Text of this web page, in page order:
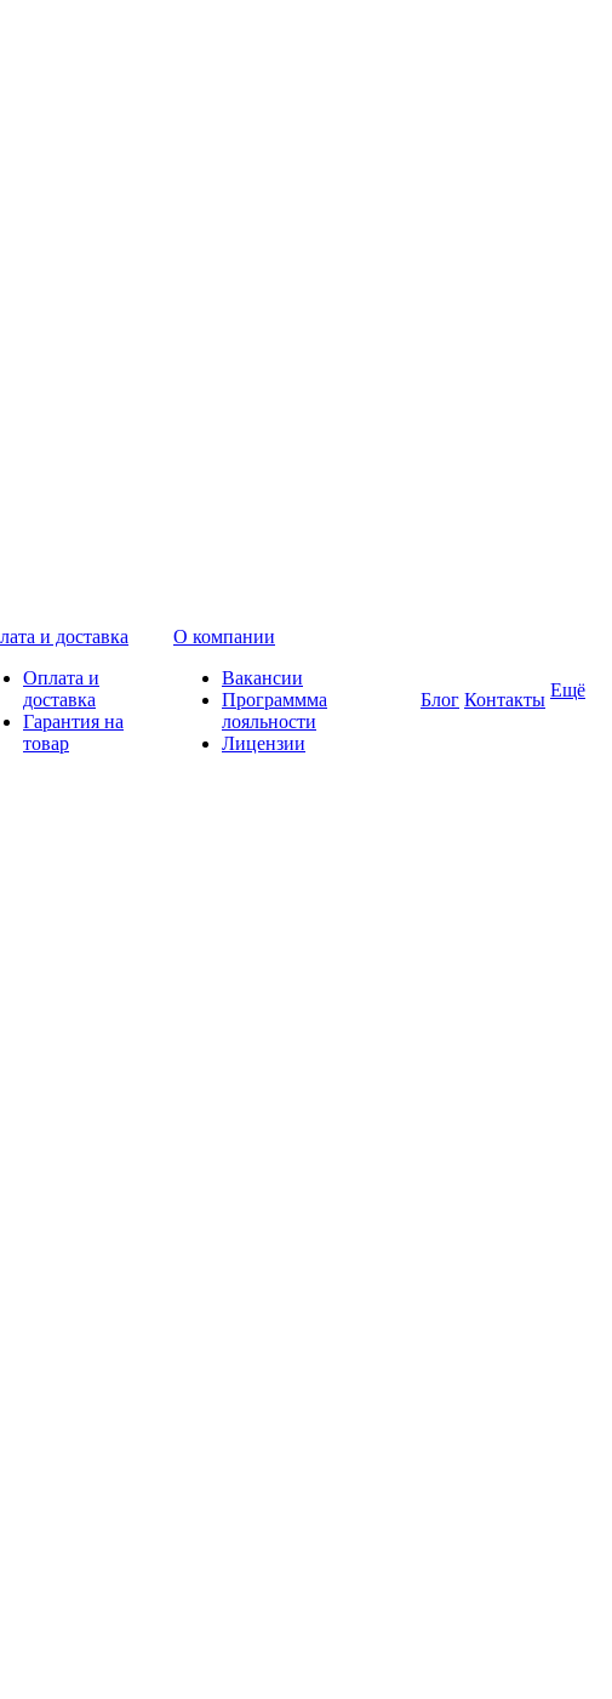
и доставка
Оплата и
доставка
Гарантия на
товар
О компании
Вакансии
Программма
лояльности
Лицензии
Блог Контакты Ещё